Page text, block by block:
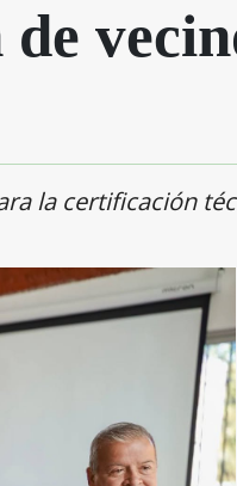
la certificación